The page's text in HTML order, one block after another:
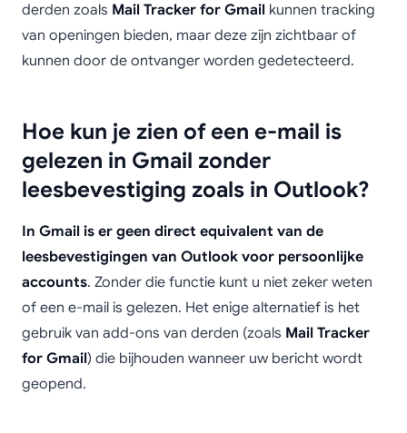
derden zoals Mail Tracker for Gmail kunnen tracking
van openingen bieden, maar deze zijn zichtbaar of
kunnen door de ontvanger worden gedetecteerd.
Hoe kun je zien of een e-mail is
gelezen in Gmail zonder
leesbevestiging zoals in Outlook?
In Gmail is er geen direct equivalent van de
leesbevestigingen van Outlook voor persoonlijke
accounts. Zonder die functie kunt u niet zeker weten
of een e-mail is gelezen. Het enige alternatief is het
gebruik van add-ons van derden (zoals Mail Tracker
for Gmail) die bijhouden wanneer uw bericht wordt
geopend.